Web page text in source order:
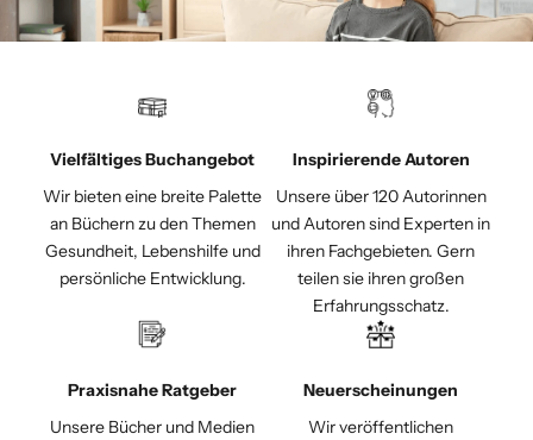
Vielfältiges Buchangebot
Wir bieten eine breite Palette
an Büchern zu den Themen
Gesundheit, Lebenshilfe und
persönliche Entwicklung.
Inspirierende Autoren
Unsere über 120 Autorinnen
und Autoren sind Experten in
ihren Fachgebieten. Gern
teilen sie ihren großen
Erfahrungsschatz.
Praxisnahe Ratgeber
Unsere Bücher und Medien
Neuerscheinungen
Wir veröffentlichen